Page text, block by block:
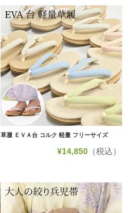
草履 ＥＶＡ台 コルク 軽量 フリーサイズ
¥14,850（税込）